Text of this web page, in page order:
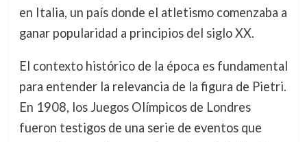
en Italia, un país donde el atletismo comenzaba a
ganar popularidad a principios del siglo XX.
El contexto histórico de la época es fundamental
para entender la relevancia de la figura de Pietri.
En 1908, los Juegos Olímpicos de Londres
fueron testigos de una serie de eventos que